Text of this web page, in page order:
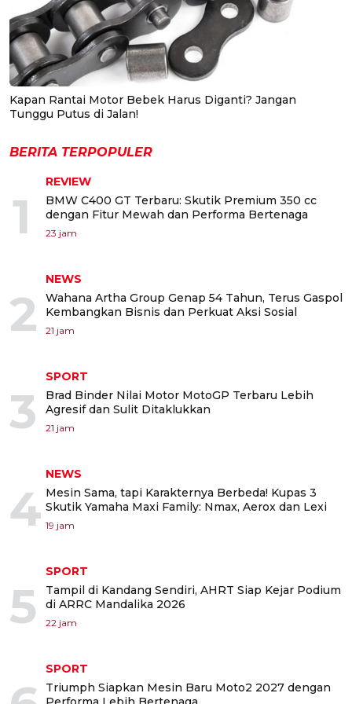
Kapan Rantai Motor Bebek Harus Diganti? Jangan
Tunggu Putus di Jalan!
BERITA TERPOPULER
1
REVIEW
BMW C400 GT Terbaru: Skutik Premium 350 cc
dengan Fitur Mewah dan Performa Bertenaga
23 jam
2
NEWS
Wahana Artha Group Genap 54 Tahun, Terus Gaspol
Kembangkan Bisnis dan Perkuat Aksi Sosial
21 jam
3
SPORT
Brad Binder Nilai Motor MotoGP Terbaru Lebih
Agresif dan Sulit Ditaklukkan
21 jam
4
NEWS
Mesin Sama, tapi Karakternya Berbeda! Kupas 3
Skutik Yamaha Maxi Family: Nmax, Aerox dan Lexi
19 jam
5
SPORT
Tampil di Kandang Sendiri, AHRT Siap Kejar Podium
di ARRC Mandalika 2026
22 jam
SPORT
Triumph Siapkan Mesin Baru Moto2 2027 dengan